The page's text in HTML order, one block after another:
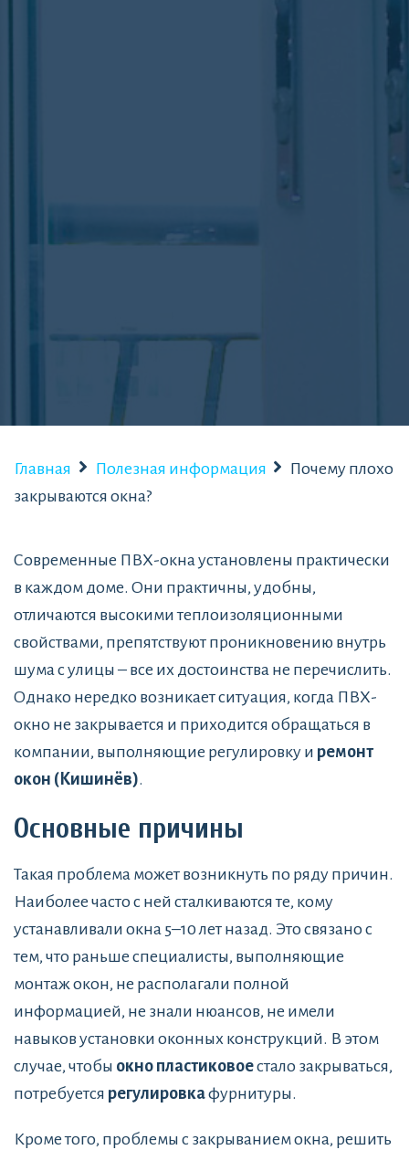
Главная Полезная информация
Почему плохо
закрываются окна?
Современные ПВХ-окна установлены практически
в каждом доме. Они практичны, удобны,
отличаются высокими теплоизоляционными
свойствами, препятствуют проникновению внутрь
шума с улицы – все их достоинства не перечислить.
Однако нередко возникает ситуация, когда ПВХ-
окно не закрывается и приходится обращаться в
компании, выполняющие регулировку и ремонт
окон (Кишинёв).
Основные причины
Такая проблема может возникнуть по ряду причин.
Наиболее часто с ней сталкиваются те, кому
устанавливали окна 5–10 лет назад. Это связано с
тем, что раньше специалисты, выполняющие
монтаж окон, не располагали полной
информацией, не знали нюансов, не имели
навыков установки оконных конструкций. В этом
случае, чтобы окно пластиковоестало закрываться,
потребуется регулировкафурнитуры.
Кроме того, проблемы с закрыванием окна, решить